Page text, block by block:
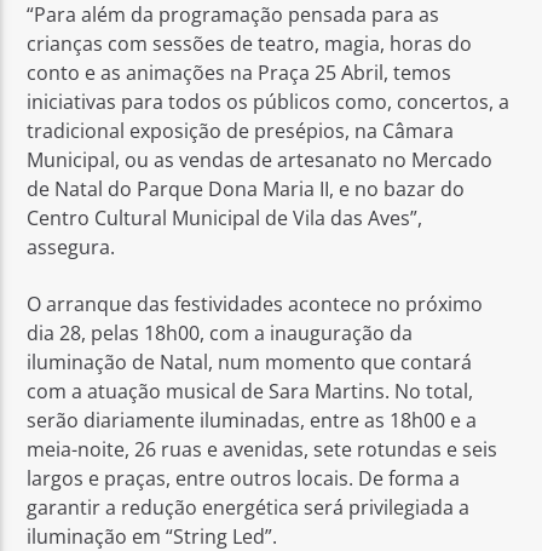
“Para além da programação pensada para as
crianças com sessões de teatro, magia, horas do
conto e as animações na Praça 25 Abril, temos
iniciativas para todos os públicos como, concertos, a
tradicional exposição de presépios, na Câmara
Municipal, ou as vendas de artesanato no Mercado
de Natal do Parque Dona Maria II, e no bazar do
Centro Cultural Municipal de Vila das Aves”,
assegura.
O arranque das festividades acontece no próximo
dia 28, pelas 18h00, com a inauguração da
iluminação de Natal, num momento que contará
com a atuação musical de Sara Martins. No total,
serão diariamente iluminadas, entre as 18h00 e a
meia-noite, 26 ruas e avenidas, sete rotundas e seis
largos e praças, entre outros locais. De forma a
garantir a redução energética será privilegiada a
iluminação em “String Led”.